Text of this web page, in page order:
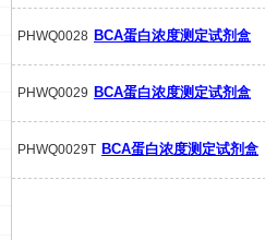
PHWQ0028 BCA蛋白浓度测定试剂盒
PHWQ0029 BCA蛋白浓度测定试剂盒
PHWQ0029T BCA蛋白浓度测定试剂盒